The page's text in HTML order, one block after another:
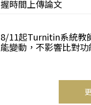
握時間上傳論文
8/11起Turnitin系統教
能變動，不影響比對功